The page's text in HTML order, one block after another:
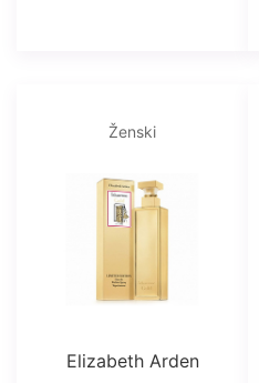
Ženski
Elizabeth Arden